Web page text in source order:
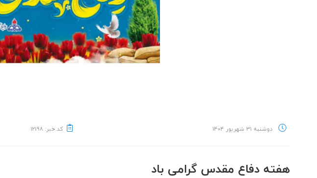
دوشنبه ۳۱ شهریور ۱۴۰۴ کد خبر: ۱۲۱۹۸
هفته دفاع مقدس گرامی باد